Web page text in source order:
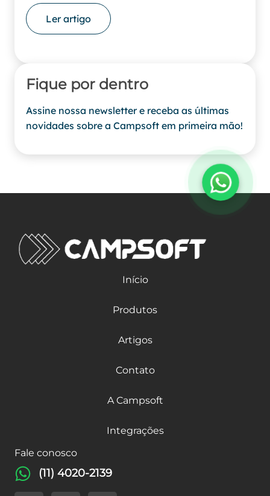
Ler artigo
Fique por dentro
Assine nossa newsletter e receba as últimas
novidades sobre a Campsoft em primeira mão!
Início
Produtos
Artigos
Contato
A Campsoft
Integrações
Fale conosco
(11) 4020-2139